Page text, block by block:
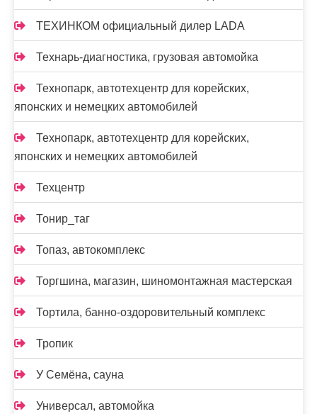
ТЕХИНКОМ официальный дилер LADA
Технарь-диагностика, грузовая автомойка
Технопарк, автотехцентр для корейских,
японских и немецких автомобилей
Технопарк, автотехцентр для корейских,
японских и немецких автомобилей
Техцентр
Тонир_таг
Топаз, автокомплекс
Торгшина, магазин, шиномонтажная мастерская
Тортила, банно-оздоровительный комплекс
Тропик
У Семёна, сауна
Универсал, автомойка